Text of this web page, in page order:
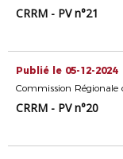
CRRM - PV n°21
Publié le 05-12-2024
CRRM - PV n°20